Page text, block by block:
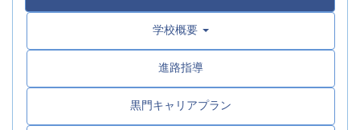
学校概要
進路指導
黒門キャリアプラン